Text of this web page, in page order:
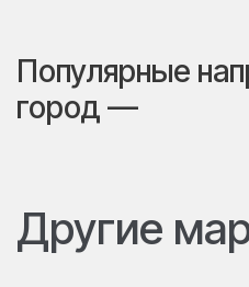
Популярные
город —
Другие